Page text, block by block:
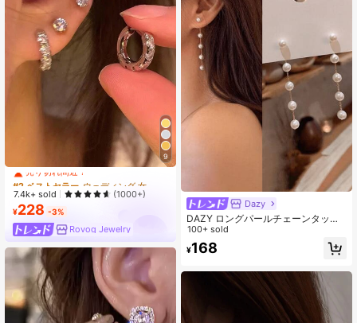
9
ウェディング 女性用イヤリング
売り切れ間近！
#2 ベストセラー
売り切れ間近！
#2 ベストセラー
売り切れ間近！
#2 ベストセラー
売り切れ間近！
7.4k+ sold (1000+)
¥228 -3%
Rovog Jewelry
Dazy
DAZY ロングパールチェーンタッセ
ルピアス1組、女性用、洗練された日
常使いのジュエリー。
100+ sold
¥168